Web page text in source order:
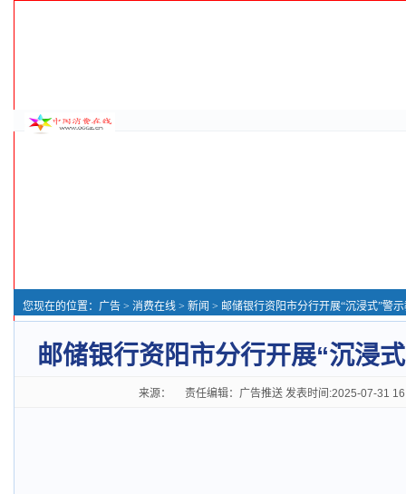
您现在的位置： 广告 > 消费在线 > 新闻 > 邮储银行资阳市分行开展“沉浸式”警
邮储银行资阳市分行开展“沉浸
来源： 责任编辑：广告推送 发表时间:2025-07-31